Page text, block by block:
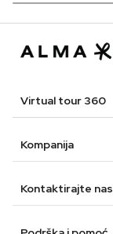
Virtual tour 360
Kompanija
Kontaktirajte nas